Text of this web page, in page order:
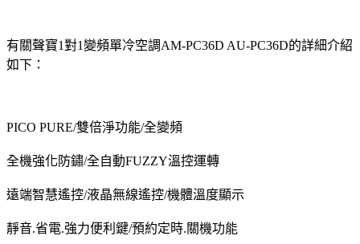
有關聲寶1對1變頻單冷空調AM-PC36D AU-PC36D的詳細介紹
如下：
PICO PURE/雙倍淨功能/全變頻
全機強化防鏽/全自動FUZZY溫控運轉
遠端智慧遙控/液晶無線遙控/機體溫度顯示
靜音.省電.強力便利鍵/預約定時.關機功能